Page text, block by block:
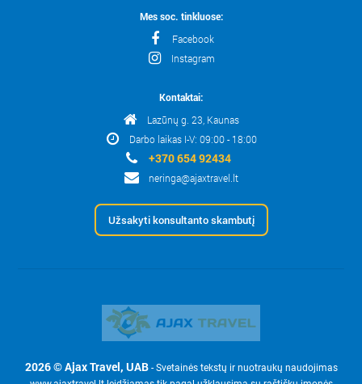
Mes soc. tinkluose:
Facebook
Instagram
Kontaktai:
Lazūnų g. 23, Kaunas
Darbo laikas I-V: 09:00 - 18:00
+370 654 92434
neringa@ajaxtravel.lt
Užsakyti konsultanto skambutį
2026 © Ajax Travel, UAB- Svetainės tekstų ir nuotraukų naudojimas